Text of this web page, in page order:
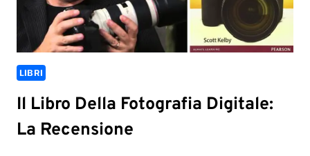
LIBRI
Il Libro Della Fotografia Digitale:
La Recensione